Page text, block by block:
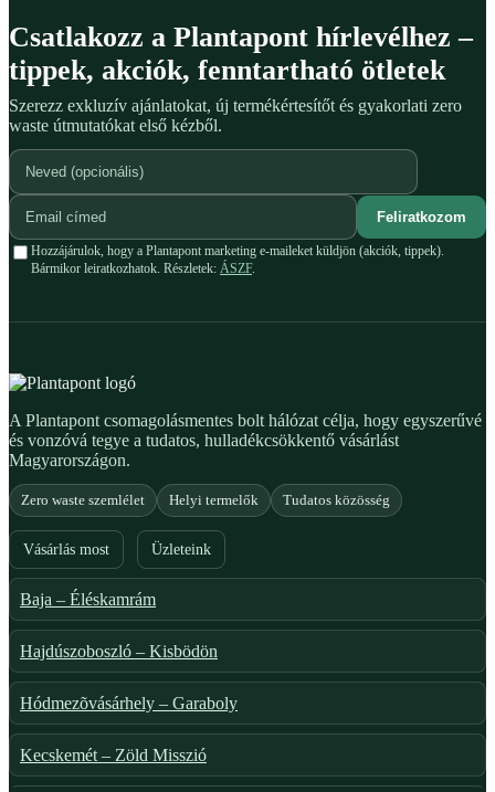
Csatlakozz a Plantapont hírlevélhez –
tippek, akciók, fenntartható ötletek
Szerezz exkluzív ajánlatokat, új termékértesítőt és gyakorlati zero
waste útmutatókat első kézből.
Feliratkozom
Hozzájárulok, hogy a Plantapont marketing e-maileket küldjön (akciók, tippek).
Bármikor leiratkozhatok. Részletek: ÁSZF.
A Plantapont csomagolásmentes bolt hálózat célja, hogy egyszerűvé
és vonzóvá tegye a tudatos, hulladékcsökkentő vásárlást
Magyarországon.
Zero waste szemlélet Helyi termelők Tudatos közösség
Vásárlás most Üzleteink
Baja – Éléskamrám
Hajdúszoboszló – Kisbödön
Hódmezõvásárhely – Garaboly
Kecskemét – Zöld Misszió